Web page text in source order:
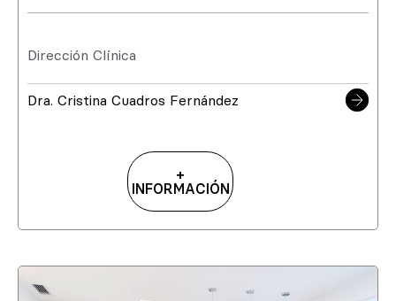
Dirección Clínica
Dra. Cristina Cuadros Fernández
+
INFORMACIÓN